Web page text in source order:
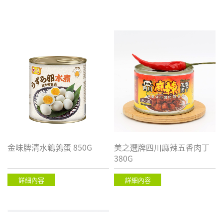
金味牌清水鵪鶉蛋 850G
詳細內容
美之選牌四川麻辣五香肉丁
380G
詳細內容